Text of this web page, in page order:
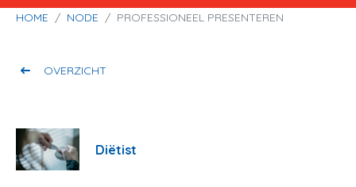
gaan
Kruimelpad
HOME NODE PROFESSIONEEL PRESENTEREN
OVERZICHT
Diëtist